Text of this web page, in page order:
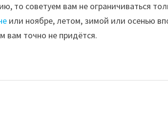
то советуем вам не ограничиваться
или ноябре, летом, зимой или осенью
вам точно не придётся.